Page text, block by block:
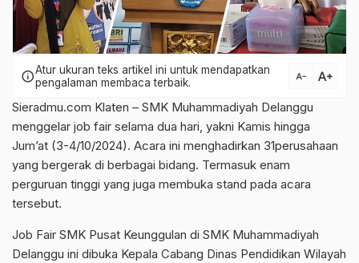
infoAtur ukuran teks artikel ini untuk mendapatkan
pengalaman membaca terbaik.
text_decrease text_increase
Sieradmu.com Klaten – SMK Muhammadiyah Delanggu
menggelar job fair selama dua hari, yakni Kamis hingga
Jum’at (3-4/10/2024). Acara ini menghadirkan 31perusahaan
yang bergerak di berbagai bidang. Termasuk enam
perguruan tinggi yang juga membuka stand pada acara
tersebut.
Job Fair SMK Pusat Keunggulan di SMK Muhammadiyah
Delanggu ini dibuka Kepala Cabang Dinas Pendidikan Wilayah